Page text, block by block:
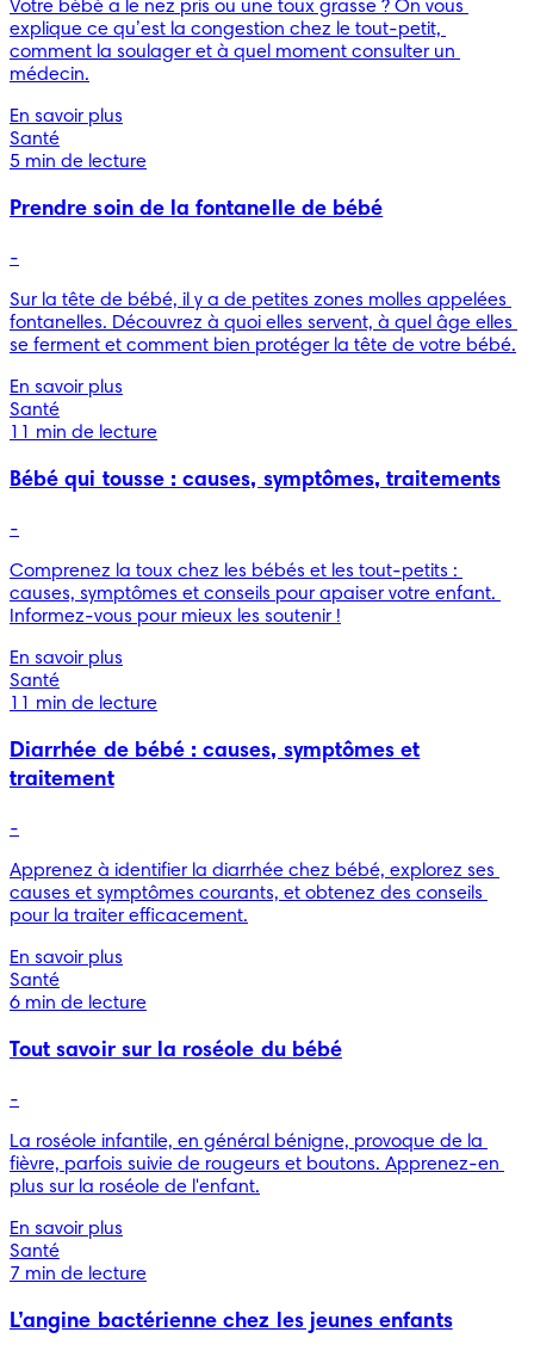
Votre bébé a le nez pris ou une toux grasse ? On vous
explique ce qu’est la congestion chez le tout-petit,
comment la soulager et à quel moment consulter un
médecin.
En savoir plus
Santé
5 min de lecture
Prendre soin de la fontanelle de bébé
-
Sur la tête de bébé, il y a de petites zones molles appelées
fontanelles. Découvrez à quoi elles servent, à quel âge elles
se ferment et comment bien protéger la tête de votre bébé.
En savoir plus
Santé
11 min de lecture
Bébé qui tousse : causes, symptômes, traitements
-
Comprenez la toux chez les bébés et les tout-petits :
causes, symptômes et conseils pour apaiser votre enfant.
Informez-vous pour mieux les soutenir !
En savoir plus
Santé
11 min de lecture
Diarrhée de bébé : causes, symptômes et
traitement
-
Apprenez à identifier la diarrhée chez bébé, explorez ses
causes et symptômes courants, et obtenez des conseils
pour la traiter efficacement.
En savoir plus
Santé
6 min de lecture
Tout savoir sur la roséole du bébé
-
La roséole infantile, en général bénigne, provoque de la
fièvre, parfois suivie de rougeurs et boutons. Apprenez-en
plus sur la roséole de l'enfant.
En savoir plus
Santé
7 min de lecture
L’angine bactérienne chez les jeunes enfants